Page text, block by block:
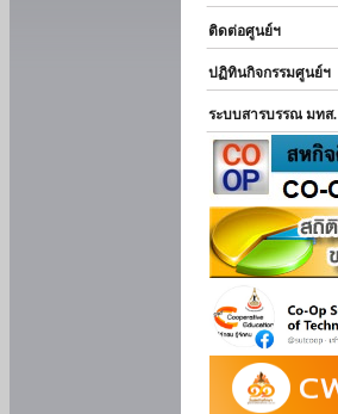
ติดต่อศูนย์ฯ
ปฏิทินกิจกรรมศูนย์ฯ
ระบบสารบรรณ มทส.